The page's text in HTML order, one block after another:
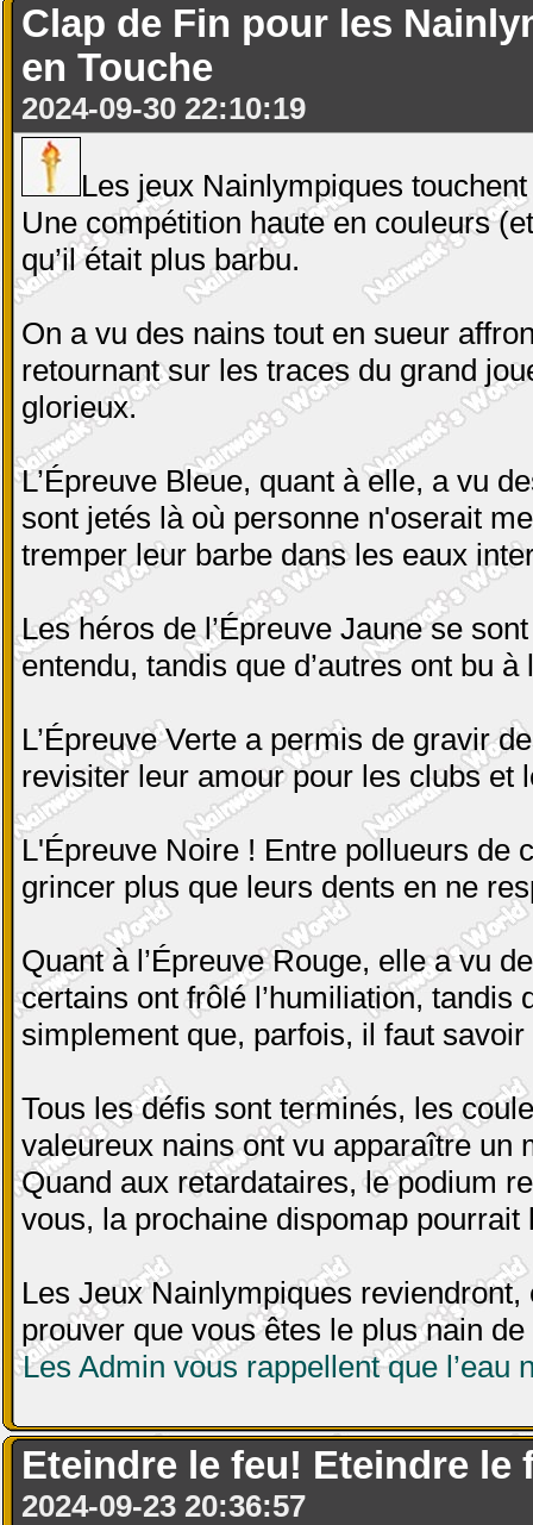
Clap de Fin pour les
en Touche
2024-09-30 22:10:19
Les jeux Nainlympiques
Une compétition haute en couleurs
qu’il était plus barbu.
On a vu des nains tout en sueur
retournant sur les traces du grand
glorieux.
L’Épreuve Bleue, quant à elle, a vu
sont jetés là où personne n'oserait
tremper leur barbe dans les eaux
Les héros de l’Épreuve Jaune se
entendu, tandis que d’autres ont bu
L’Épreuve Verte a permis de gravir
revisiter leur amour pour les clubs et
L'Épreuve Noire ! Entre pollueurs de
grincer plus que leurs dents en ne
Quant à l’Épreuve Rouge, elle a vu
certains ont frôlé l’humiliation,
simplement que, parfois, il faut
Tous les défis sont terminés, les
valeureux nains ont vu apparaître un
Quand aux retardataires, le podium
vous, la prochaine dispomap
Les Jeux Nainlympiques
prouver que vous êtes le plus nain
Les Admin vous rappellent que l’eau
Eteindre le feu! Eteindre le
2024-09-23 20:36:57